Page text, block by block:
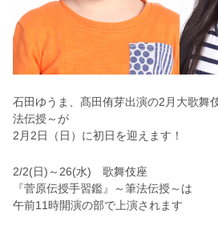
石田ゆうま、髙田侑芽出演の2月大歌舞
法伝授～が
2月2日（日）に初日を迎えます！
2/2(日)～26(水) 歌舞伎座
『菅原伝授手習鑑』～筆法伝授～は
午前11時開演の部で上演されます